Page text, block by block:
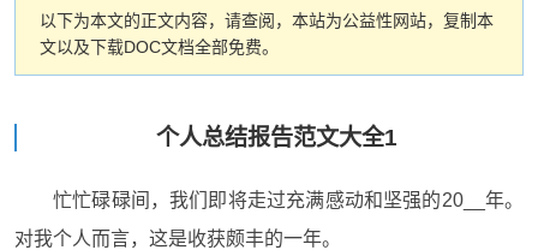
以下为本文的正文内容，请查阅，本站为公益性网站，复制本
文以及下载DOC文档全部免费。
个人总结报告范文大全1
忙忙碌碌间，我们即将走过充满感动和坚强的20__年。
对我个人而言，这是收获颇丰的一年。